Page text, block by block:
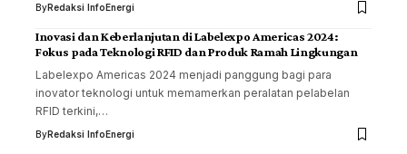
ByRedaksi InfoEnergi
Inovasi dan Keberlanjutan di Labelexpo Americas 2024:
Fokus pada Teknologi RFID dan Produk Ramah Lingkungan
Labelexpo Americas 2024 menjadi panggung bagi para
inovator teknologi untuk memamerkan peralatan pelabelan
RFID terkini,…
ByRedaksi InfoEnergi